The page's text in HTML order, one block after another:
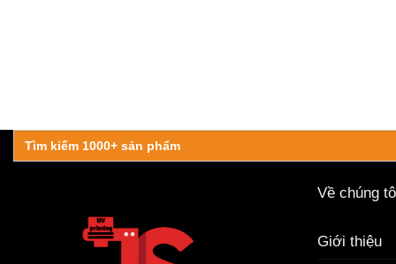
Search
for:
Về chúng
Giới thiệu